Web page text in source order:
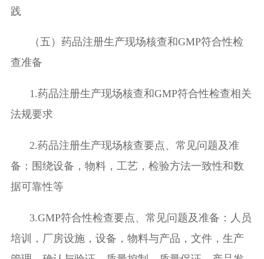
践
（五） 药品注册生产现场核查和GMP符合性检
查准备
1.药品注册生产现场核查和GMP符合性检查相关
法规要求
2.药品注册生产现场核查要点、常见问题及准
备：围绕设备，物料，工艺，检验方法一致性和数
据可靠性等
3.GMP符合性检查要点、常见问题及准备：人员
培训，厂房设施，设备，物料与产品，文件，生产